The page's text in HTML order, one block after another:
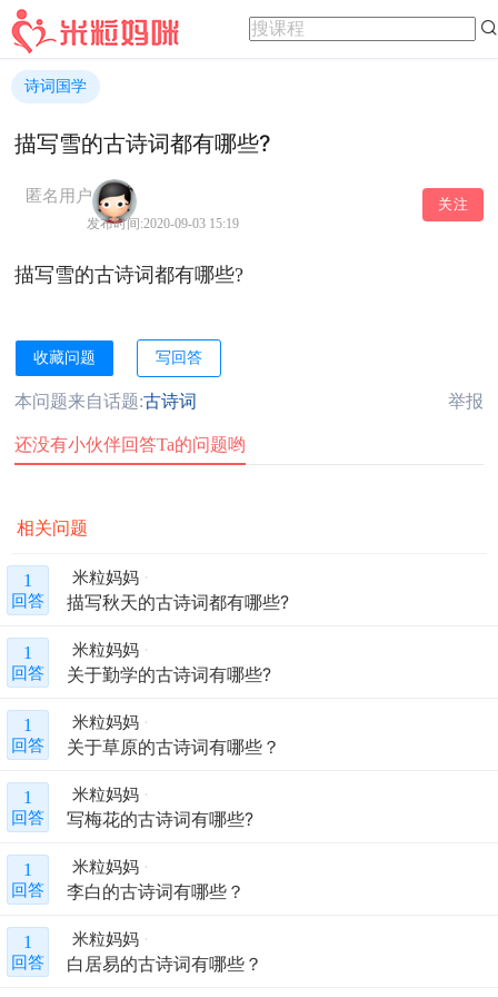
诗词国学
描写雪的古诗词都有哪些?
匿名用户 关注
发布时间:2020-09-03 15:19
描写雪的古诗词都有哪些?
收藏问题 写回答
本问题来自话题:古诗词 举报
还没有小伙伴回答Ta的问题哟
相关问题
1
回答
米粒妈妈
描写秋天的古诗词都有哪些?
1
回答
米粒妈妈
关于勤学的古诗词有哪些?
1
回答
米粒妈妈
关于草原的古诗词有哪些？
1
回答
米粒妈妈
写梅花的古诗词有哪些?
1
回答
米粒妈妈
李白的古诗词有哪些？
1
回答
米粒妈妈
白居易的古诗词有哪些？